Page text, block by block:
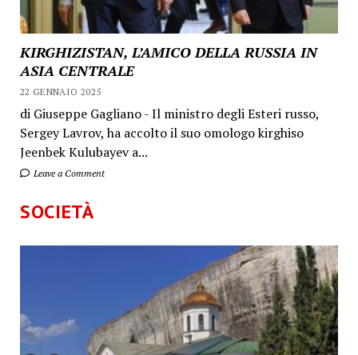
KIRGHIZISTAN, L’AMICO DELLA RUSSIA IN
ASIA CENTRALE
22 GENNAIO 2025
di Giuseppe Gagliano - Il ministro degli Esteri russo,
Sergey Lavrov, ha accolto il suo omologo kirghiso
Jeenbek Kulubayev a...
Leave a Comment
SOCIETÀ